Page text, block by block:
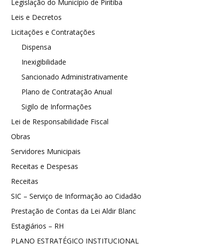
Legislação do Município de Piritiba
Leis e Decretos
Licitações e Contratações
Dispensa
Inexigibilidade
Sancionado Administrativamente
Plano de Contratação Anual
Sigilo de Informações
Lei de Responsabilidade Fiscal
Obras
Servidores Municipais
Receitas e Despesas
Receitas
SIC – Serviço de Informação ao Cidadão
Prestação de Contas da Lei Aldir Blanc
Estagiários – RH
PLANO ESTRATÉGICO INSTITUCIONAL